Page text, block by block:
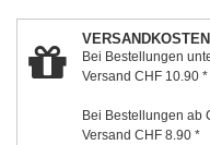
VERSANDKOSTEN
Bei Bestellungen
Versand CHF 10.90 *
Bei Bestellungen ab
Versand CHF 8.90 *